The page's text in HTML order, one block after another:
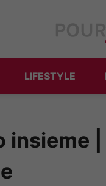
LIFESTYLE
insieme